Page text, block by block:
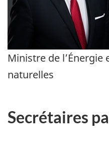
Ministre de l’Énergie
naturelles
Secrétaires